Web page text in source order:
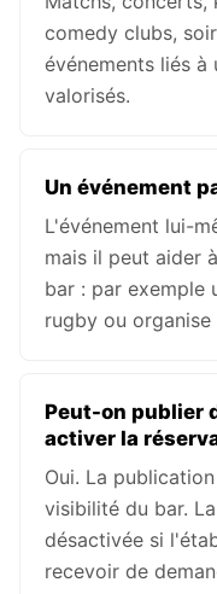
comedy clubs,
événements liés
valorisés.
Un événement
L'événement lui-
mais il peut aider
bar : par exemple
rugby ou
Peut-on publier
activer la
Oui. La
visibilité du bar.
désactivée si
recevoir de